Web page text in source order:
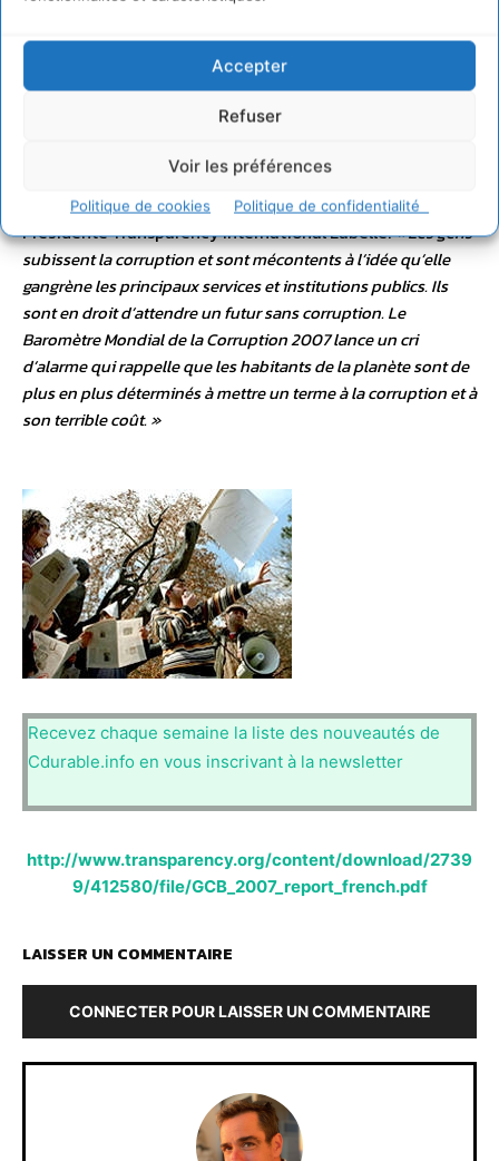
Accepter
Refuser
Voir les préférences
Politique de cookies Politique de confidentialité
« Il est nécessaire de transformer les promesses en action
pour que les efforts dans la lutte contre la corruption aient un
impact sur le quotidien des citoyens. Les gouvernements
sont des maillons essentiels dans l’engagement de la lutte
anti-corruption. Mais ils ne sont pas seuls à devoir assumer
cette responsabilité. Nous attendons une action concertée de
la société civile et du secteur public également », conclut la
Présidente Transparency International Labelle.« Les gens
subissent la corruption et sont mécontents à l’idée qu’elle
gangrène les principaux services et institutions publics. Ils
sont en droit d’attendre un futur sans corruption. Le
Baromètre Mondial de la Corruption 2007 lance un cri
d’alarme qui rappelle que les habitants de la planète sont de
plus en plus déterminés à mettre un terme à la corruption et à
son terrible coût. »
Recevez chaque semaine la liste des nouveautés de
Cdurable.info en vous inscrivant à la newsletter
http://www.transparency.org/content/download/2739
9/412580/file/GCB_2007_report_french.pdf
LAISSER UN COMMENTAIRE
CONNECTER POUR LAISSER UN COMMENTAIRE